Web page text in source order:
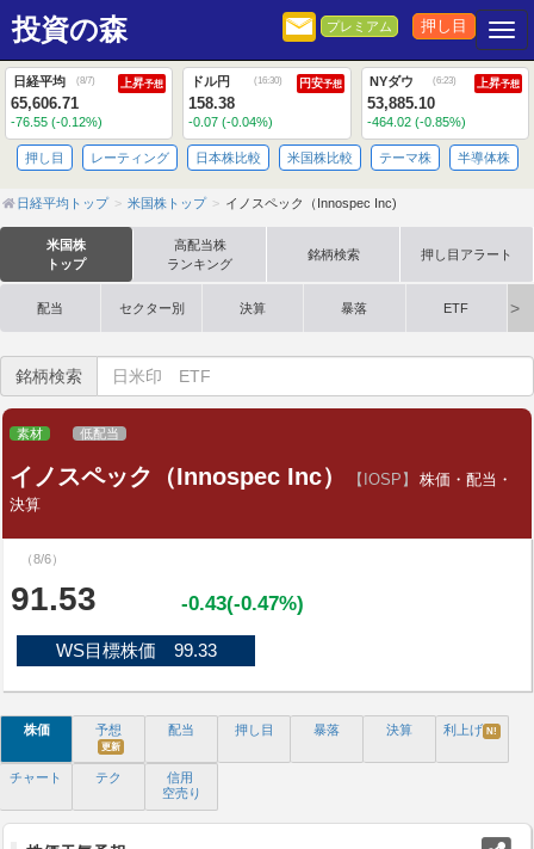
投資の森 プレミアム 押し目
日経平均 (8/7) 上昇予想
65,606.71
-76.55 (-0.12%)
ドル円 (16:30) 円安予想
158.38
-0.07 (-0.04%)
NYダウ (6:23) 上昇予想
53,885.10
-464.02 (-0.85%)
押し目 レーティング 日本株比較 米国株比較 テーマ株 半導体株
日経平均トップ 米国株トップ イノスペック（Innospec Inc)
米国株
トップ
高配当株
ランキング
銘柄検索 押し目アラート
配当 セクター別 決算 暴落 ETF
銘柄検索
素材 低配当
イノスペック（Innospec Inc） 【IOSP】
株価・配当・
決算
（8/6）
91.53 -0.43(-0.47%)
WS目標株価 99.33
株価 予想
更新
配当 押し目 暴落 決算 利上げ N!
チャート テク
信用
空売り